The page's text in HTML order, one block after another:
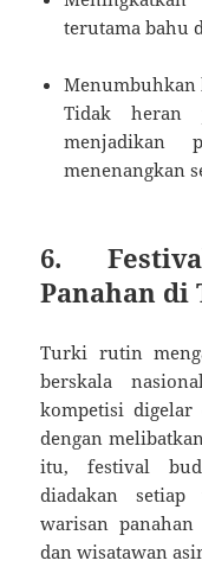
terutama bahu
Menumbuhkan
Tidak
menjadikan
menenangkan
6.
Panahan
Turki rutin
berskala
kompetisi
dengan
itu, festival
diadakan setiap
warisan panahan
dan wisatawan